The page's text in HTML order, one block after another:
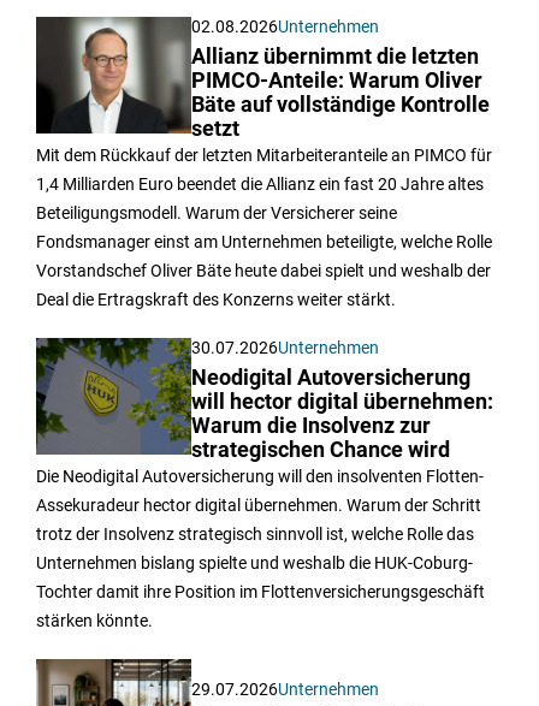
02.08.2026Unternehmen
Allianz übernimmt die letzten
PIMCO-Anteile: Warum Oliver
Bäte auf vollständige Kontrolle
setzt
Mit dem Rückkauf der letzten Mitarbeiteranteile an PIMCO für
1,4 Milliarden Euro beendet die Allianz ein fast 20 Jahre altes
Beteiligungsmodell. Warum der Versicherer seine
Fondsmanager einst am Unternehmen beteiligte, welche Rolle
Vorstandschef Oliver Bäte heute dabei spielt und weshalb der
Deal die Ertragskraft des Konzerns weiter stärkt.
30.07.2026Unternehmen
Neodigital Autoversicherung
will hector digital übernehmen:
Warum die Insolvenz zur
strategischen Chance wird
Die Neodigital Autoversicherung will den insolventen Flotten-
Assekuradeur hector digital übernehmen. Warum der Schritt
trotz der Insolvenz strategisch sinnvoll ist, welche Rolle das
Unternehmen bislang spielte und weshalb die HUK-Coburg-
Tochter damit ihre Position im Flottenversicherungsgeschäft
stärken könnte.
29.07.2026Unternehmen